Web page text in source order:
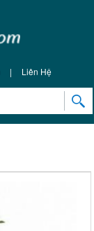
| Liên Hệ